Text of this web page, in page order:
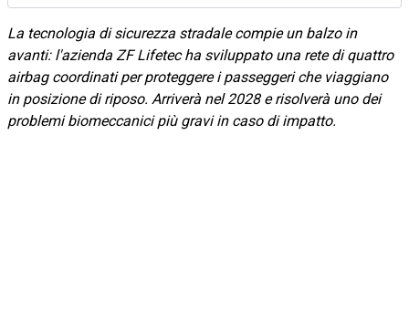
La tecnologia di sicurezza stradale compie un balzo in
avanti: l'azienda ZF Lifetec ha sviluppato una rete di quattro
airbag coordinati per proteggere i passeggeri che viaggiano
in posizione di riposo. Arriverà nel 2028 e risolverà uno dei
problemi biomeccanici più gravi in caso di impatto.